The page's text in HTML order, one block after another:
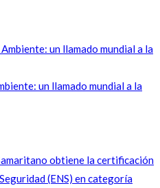
un llamado mundial a la